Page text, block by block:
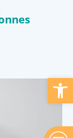
Ouvrir la barre d’outils